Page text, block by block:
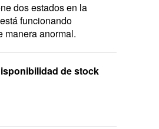
dos estados en la
funcionando
manera anormal.
de stock